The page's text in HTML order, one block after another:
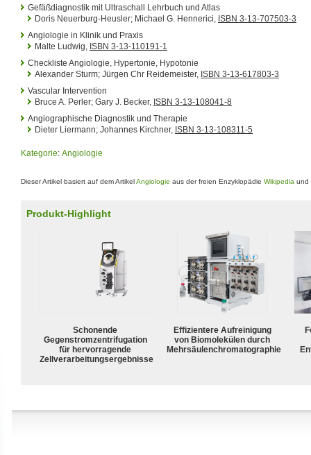
Gefäßdiagnostik mit Ultraschall Lehrbuch und Atlas
Doris Neuerburg-Heusler; Michael G. Hennerici, ISBN 3-13-707503-3
Angiologie in Klinik und Praxis
Malte Ludwig, ISBN 3-13-110191-1
Checkliste Angiologie, Hypertonie, Hypotonie
Alexander Sturm; Jürgen Chr Reidemeister, ISBN 3-13-617803-3
Vascular Intervention
Bruce A. Perler; Gary J. Becker, ISBN 3-13-108041-8
Angiographische Diagnostik und Therapie
Dieter Liermann; Johannes Kirchner, ISBN 3-13-108311-5
Kategorie: Angiologie
Dieser Artikel basiert auf dem ArtikelAngiologie aus der freien Enzyklopädie Wikipedia und
Produkt-Highlight
Schonende
Gegenstromzentrifugation
für hervorragende
Zellverarbeitungsergebnisse
Effizientere Aufreinigung
von Biomolekülen durch
Mehrsäulenchromatographie